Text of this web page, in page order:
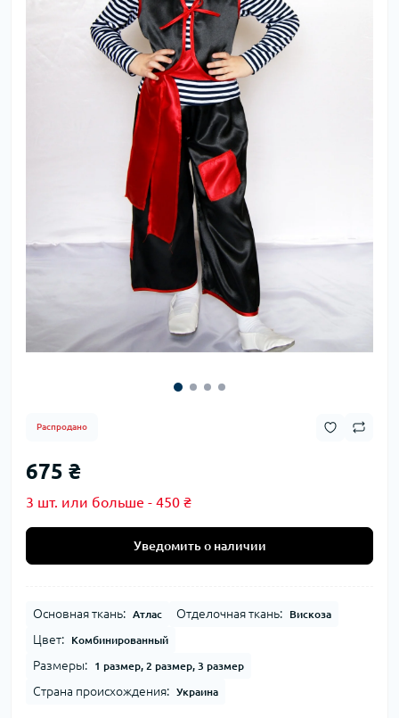
Распродано
675 ₴
3 шт. или больше - 450 ₴
Уведомить о наличии
Основная ткань: Атлас Отделочная ткань: Вискоза
Цвет: Комбинированный
Размеры: 1 размер, 2 размер, 3 размер
Страна происхождения: Украина